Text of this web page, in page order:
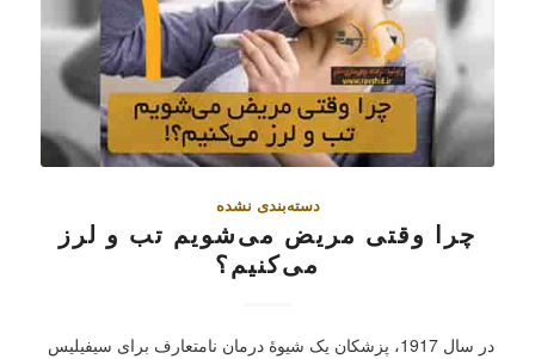
دسته‌بندی نشده
چرا وقتی مریض می‌شویم تب و لرز
می‌کنیم؟
در سال 1917، پزشکان یک شیوۀ درمان نامتعارف برای سيفيليس